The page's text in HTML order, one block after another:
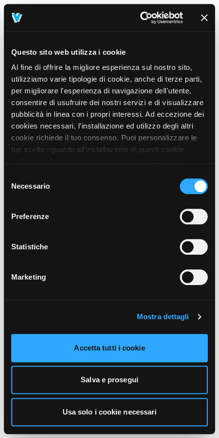
Questo sito web utilizza i cookie
Al fine di offrire la migliore esperienza sul nostro sito,
utilizziamo varie tipologie di cookie, anche di terze parti,
per migliorare l'esperienza di navigazione dell'utente,
consentire di usufruire dei nostri servizi e di visualizzare
pubblicità in linea con i propri interessi. Ad eccezione dei
cookies necessari, l’installazione ed utilizzo degli altri
cookie richiede il tuo consenso. Puoi personalizzare le
tue scelte riguardo all’installazione di questi cookie
prosegui” o decidere di accettare tutti i cookie, cliccando
sul pulsante “Accetta tutti i cookie”. Cliccando sul tasto
unicamente i cookie necessari alla navigazione. Per
funzionamento, puoi prendere visione dell’informativa
cliccando qui.
delNecessario
Preferenze
Statistiche
Marketing
Mostra dettagli
Accetta tutti i cookie
Salva e prosegui
Usa solo i cookie necessari
404